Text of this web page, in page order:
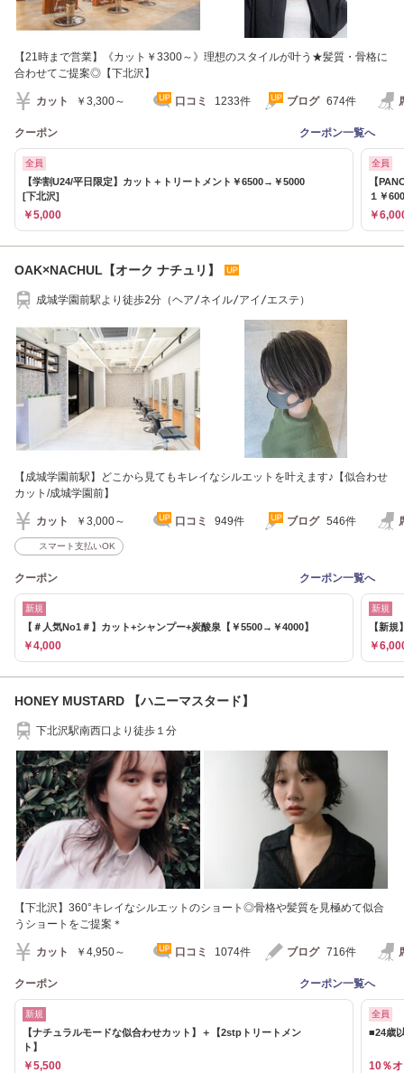
【21時まで営業】《カット￥3300～》理想のスタイルが叶う★髪質・骨格に
合わせてご提案◎【下北沢】
カット ￥3,300～ 口コミ 1233件 ブログ 674件
クーポン クーポン一覧へ
全員
【学割U24/平日限定】カット＋トリートメント￥6500→￥5000
[下北沢]
￥5,000
全員
【
１￥
￥
OAK×NACHUL【オーク ナチュリ】
成城学園前駅より徒歩2分（ヘア/ネイル/アイ/エステ）
【成城学園前駅】どこから見てもキレイなシルエットを叶えます♪【似合わせ
カット/成城学園前】
カット ￥3,000～ 口コミ 949件 ブログ 546件
スマート支払いOK
クーポン クーポン一覧へ
新規
【＃人気No1＃】カット+シャンプー+炭酸泉【￥5500→￥4000】
￥4,000
新規
【新
￥
HONEY MUSTARD 【ハニーマスタード】
下北沢駅南西口より徒歩１分
【下北沢】360°キレイなシルエットのショート◎骨格や髪質を見極めて似合
うショートをご提案＊
カット ￥4,950～ 口コミ 1074件 ブログ 716件
クーポン クーポン一覧へ
新規
【ナチュラルモードな似合わせカット】＋【2stpトリートメン
ト】
￥5,500
全員
■24歳
10％